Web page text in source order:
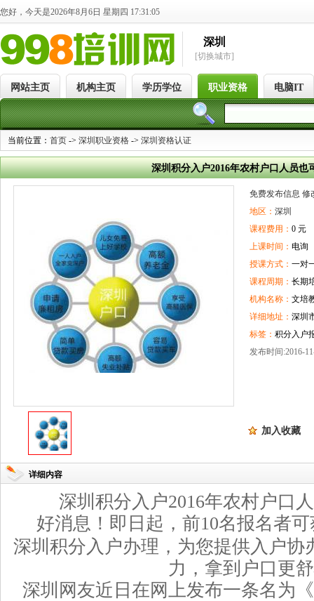
您好，今天是2026年8月6日 星期四 17:31:05
深圳
[切换城市]
网站主页 机构主页 学历学位 职业资格 电脑IT
当前位置： 首页 -> 深圳职业资格 -> 深圳资格认证
深圳积分入户2016年农村户口人员也
免费发布信息 修
地区： 深圳
课程费用： 0 元
上课时间： 电询
授课方式： 一对
课程周期： 长期
机构名称： 文培
详细地址： 深圳
标签： 积分入户
发布时间:2016-
加入收藏
详细内容
深圳积分入户2016年农村户口
好消息！即日起，前10名报名者可
深圳积分入户办理， 为您提供入户协
力，拿到户口更
深圳网友近日在网上发布一条名为